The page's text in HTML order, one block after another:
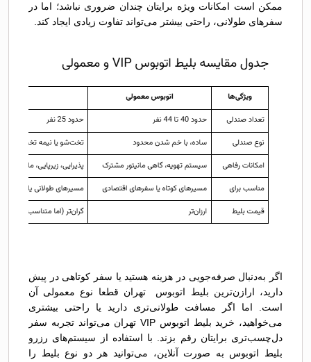
ممکن است امکانات ویژه برایتان چندان ضروری نباشد؛ اما در
سفرهای طولانی، راحتی بیشتر می‌تواند تفاوت زیادی ایجاد کند.
اگر به‌دنبال صرفه‌جویی در هزینه هستید یا سفر کوتاهی در پیش
دارید، ارازن‌ترین بلیط اتوبوس تهران قطعا نوع معمولی آن
است. اما اگر مسافت طولانی‌تری دارید یا راحتی بیشتری
می‌خواهید، خرید بلیط اتوبوس VIP تهران می‌تواند تجربه سفر
دل‌چسب‌تری برایتان رقم بزند. با استفاده از سیستم‌های رزرو
بلیط اتوبوس به صورت آنلاین، می‌توانید هر دو نوع بلیط را